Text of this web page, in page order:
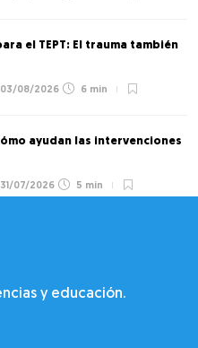
el TEPT: El trauma también
03/08/2026 6 min
ayudan las intervenciones
31/07/2026 5 min
y educación.